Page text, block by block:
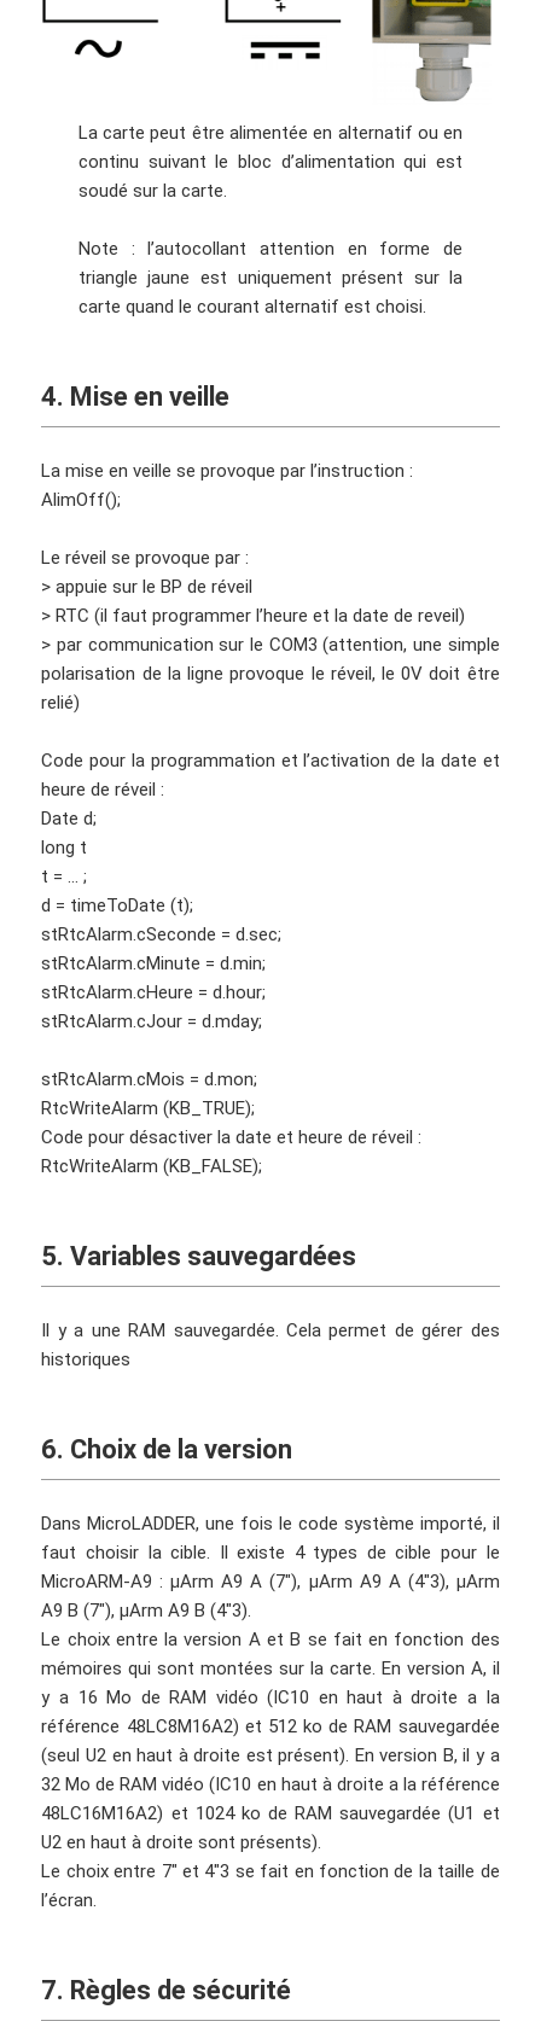
La carte peut être alimentée en alternatif ou en
continu suivant le bloc d’alimentation qui est
soudé sur la carte.
Note : l’autocollant attention en forme de
triangle jaune est uniquement présent sur la
carte quand le courant alternatif est choisi.
4. Mise en veille
La mise en veille se provoque par l’instruction :
AlimOff();
Le réveil se provoque par :
> appuie sur le BP de réveil
> RTC (il faut programmer l’heure et la date de reveil)
> par communication sur le COM3 (attention, une simple
polarisation de la ligne provoque le réveil, le 0V doit être
relié)
Code pour la programmation et l’activation de la date et
heure de réveil :
Date d;
long t
t = … ;
d = timeToDate (t);
stRtcAlarm.cSeconde = d.sec;
stRtcAlarm.cMinute = d.min;
stRtcAlarm.cHeure = d.hour;
stRtcAlarm.cJour = d.mday;
stRtcAlarm.cMois = d.mon;
RtcWriteAlarm (KB_TRUE);
Code pour désactiver la date et heure de réveil :
RtcWriteAlarm (KB_FALSE);
5. Variables sauvegardées
Il y a une RAM sauvegardée. Cela permet de gérer des
historiques
6. Choix de la version
Dans MicroLADDER, une fois le code système importé, il
faut choisir la cible. Il existe 4 types de cible pour le
MicroARM-A9 : μArm A9 A (7″), μArm A9 A (4″3), μArm
A9 B (7″), μArm A9 B (4″3).
Le choix entre la version A et B se fait en fonction des
mémoires qui sont montées sur la carte. En version A, il
y a 16 Mo de RAM vidéo (IC10 en haut à droite a la
référence 48LC8M16A2) et 512 ko de RAM sauvegardée
(seul U2 en haut à droite est présent). En version B, il y a
32 Mo de RAM vidéo (IC10 en haut à droite a la référence
48LC16M16A2) et 1024 ko de RAM sauvegardée (U1 et
U2 en haut à droite sont présents).
Le choix entre 7″ et 4″3 se fait en fonction de la taille de
l’écran.
7. Règles de sécurité